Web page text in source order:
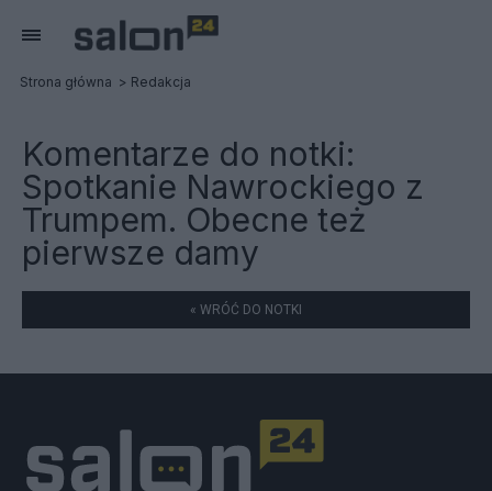
Strona główna Redakcja
Komentarze do notki:
Spotkanie Nawrockiego z
Trumpem. Obecne też
pierwsze damy
« WRÓĆ DO NOTKI